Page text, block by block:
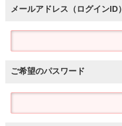
メールアドレス（ログインID）
ご希望のパスワード